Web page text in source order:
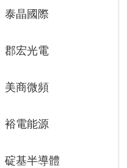
泰晶國際
郡宏光電
美商微頻
裕電能源
碇基半導體